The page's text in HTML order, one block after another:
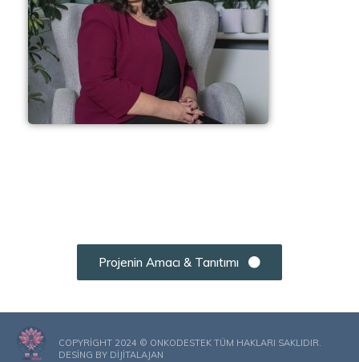
Projenin Amacı & Tanıtımı
COPYRIGHT 2024 © ONKODESTEK TÜM HAKLARI SAKLIDIR.
DESING BY DIJITALAJAN